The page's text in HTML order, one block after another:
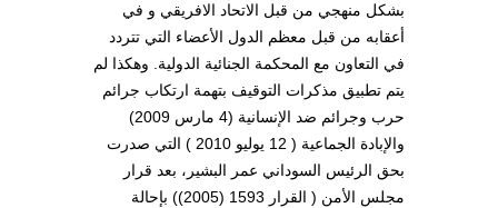
بشكل منهجي من قبل الاتحاد الافريقي و في
أعقابه من قبل معظم الدول الأعضاء التي تتردد
في التعاون مع المحكمة الجنائية الدولية. وهكذا لم
يتم تطبيق مذكرات التوقيف بتهمة ارتكاب جرائم
حرب وجرائم ضد الإنسانية (4 مارس 2009)
والإبادة الجماعية ( 12 يوليو 2010 ) التي صدرت
بحق الرئيس السوداني عمر البشير، بعد قرار
مجلس الأمن ( القرار 1593 (2005)) بإحالة